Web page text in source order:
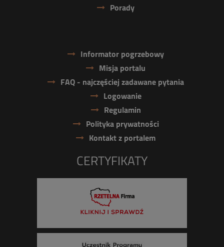
Porady
Informator pogrzebowy
Misja portalu
FAQ - najczęściej zadawane pytania
Logowanie
Regulamin
Polityka prywatności
Kontakt z portalem
CERTYFIKATY